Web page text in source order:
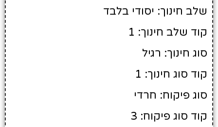
שלב חינוך: יסודי בלבד
קוד שלב חינוך: 1
סוג חינוך: רגיל
קוד סוג חינוך: 1
סוג פיקוח: חרדי
קוד סוג פיקוח: 3